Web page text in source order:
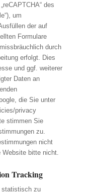
des
um
der auf
Formulare
durch
erfolgt. Dies
und ggf. weiterer
Daten an
die Sie unter
privacy
stimmen Sie
zu.
nicht
bitte nicht.
Tracking
statistisch zu